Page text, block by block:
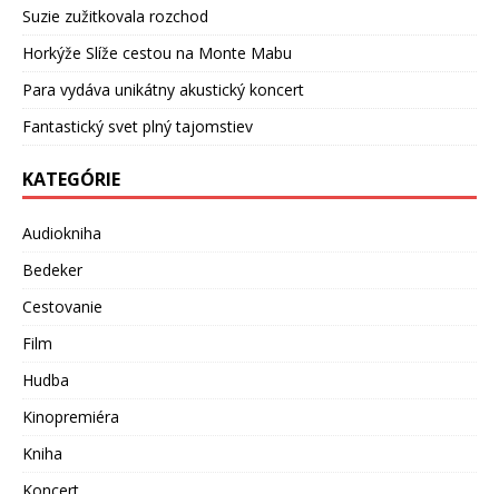
Suzie zužitkovala rozchod
Horkýže Slíže cestou na Monte Mabu
Para vydáva unikátny akustický koncert
Fantastický svet plný tajomstiev
KATEGÓRIE
Audiokniha
Bedeker
Cestovanie
Film
Hudba
Kinopremiéra
Kniha
Koncert